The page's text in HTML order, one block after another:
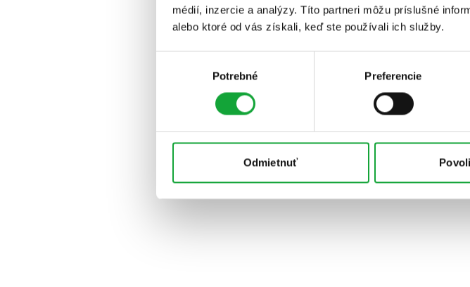
médií, inzercie a analýzy. Títo partneri môžu príslušné
alebo ktoré od vás získali, keď ste používali ich služby.
Potrebné Preferencie
Odmietnuť